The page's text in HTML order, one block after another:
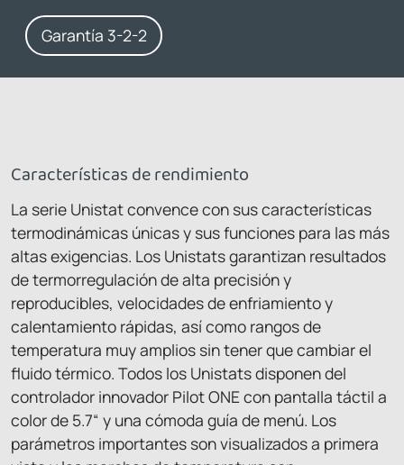
Garantía 3-2-2
Características de rendimiento
La serie Unistat convence con sus características
termodinámicas únicas y sus funciones para las más
altas exigencias. Los Unistats garantizan resultados
de termorregulación de alta precisión y
reproducibles, velocidades de enfriamiento y
calentamiento rápidas, así como rangos de
temperatura muy amplios sin tener que cambiar el
fluido térmico. Todos los Unistats disponen del
controlador innovador Pilot ONE con pantalla táctil a
color de 5.7“ y una cómoda guía de menú. Los
parámetros importantes son visualizados a primera